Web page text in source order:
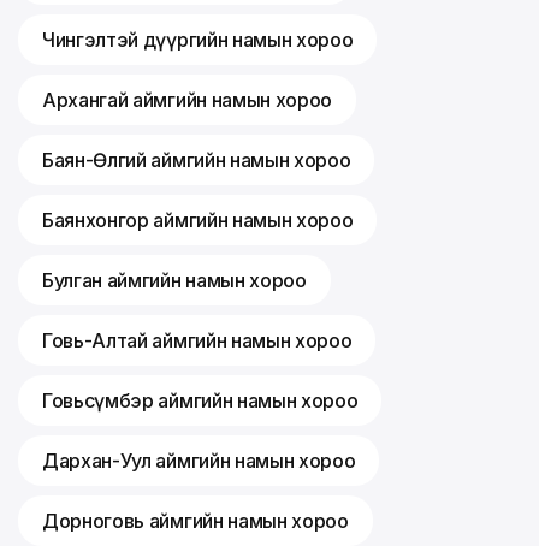
Чингэлтэй дүүргийн намын хороо
Архангай аймгийн намын хороо
Баян-Өлгий аймгийн намын хороо
Баянхонгор аймгийн намын хороо
Булган аймгийн намын хороо
Говь-Алтай аймгийн намын хороо
Говьсүмбэр аймгийн намын хороо
Дархан-Уул аймгийн намын хороо
Дорноговь аймгийн намын хороо